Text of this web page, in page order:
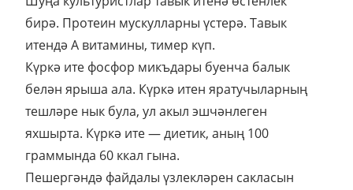
бирә. Протеин мускулларны үстерә. Тавык
итендә А витамины, тимер күп.
Күркә ите фосфор микъдары буенча балык
белән ярыша ала. Күркә итен яратучыларның
тешләре нык була, ул акыл эшчәнлеген
яхшырта. Күркә ите — диетик, аның 100
граммында 60 ккал гына.
Пешергәндә файдалы үзлекләрен сакласын